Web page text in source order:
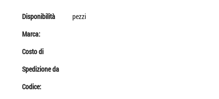
Disponibilità
pezzi
Marca:
Costo di
Spedizione da
Codice: